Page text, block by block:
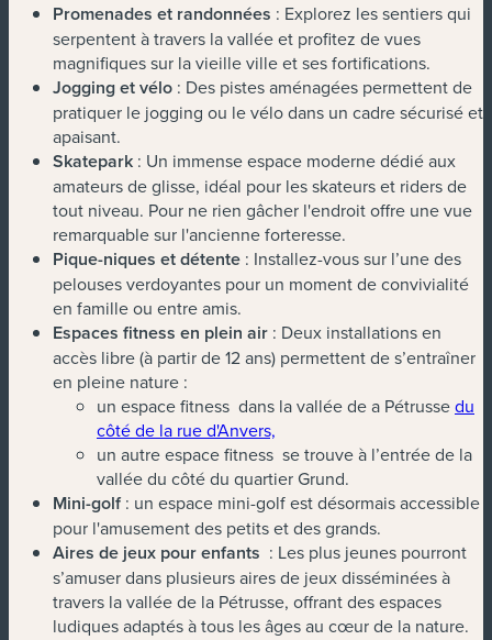
Promenades et randonnées : Explorez les sentiers qui
serpentent à travers la vallée et profitez de vues
magnifiques sur la vieille ville et ses fortifications.
Jogging et vélo : Des pistes aménagées permettent de
pratiquer le jogging ou le vélo dans un cadre sécurisé et
apaisant.
Skatepark : Un immense espace moderne dédié aux
amateurs de glisse, idéal pour les skateurs et riders de
tout niveau. Pour ne rien gâcher l'endroit offre une vue
remarquable sur l'ancienne forteresse.
Pique-niques et détente : Installez-vous sur l’une des
pelouses verdoyantes pour un moment de convivialité
en famille ou entre amis.
Espaces fitness en plein air : Deux installations en
accès libre (à partir de 12 ans) permettent de s’entraîner
en pleine nature :
un espace fitness dans la vallée de a Pétrussedu
côté de la rue d'Anvers,
un autre espace fitness se trouve à l’entrée de la
vallée du côté du quartier Grund.
Mini-golf: un espace mini-golf est désormais accessible
pour l'amusement des petits et des grands.
Aires de jeux pour enfants : Les plus jeunes pourront
s’amuser dans plusieurs aires de jeux disséminées à
travers la vallée de la Pétrusse, offrant des espaces
ludiques adaptés à tous les âges au cœur de la nature.